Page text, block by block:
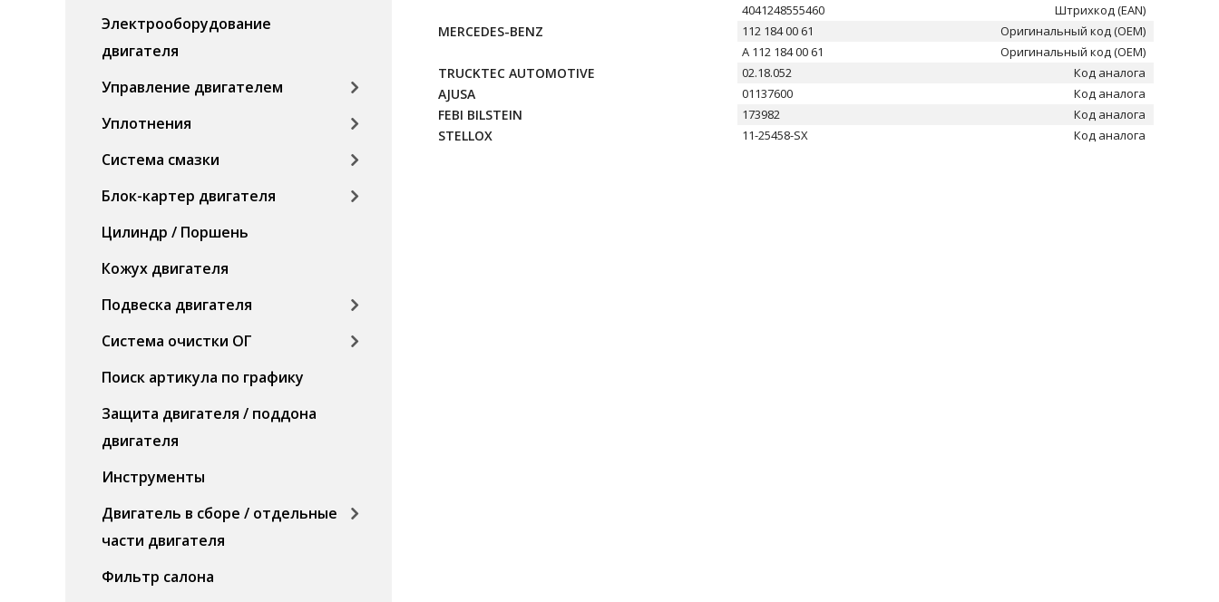
Электрооборудование
двигателя
Управление двигателем
Уплотнения
Система смазки
Блок-картер двигателя
Цилиндр / Поршень
Кожух двигателя
Подвеска двигателя
Система очистки ОГ
Поиск артикула по графику
Защита двигателя / поддона
двигателя
Инструменты
Двигатель в сборе / отдельные
части двигателя
Фильтр салона
4041248555460
Штрихкод (EAN)
MERCEDES-BENZ 112 184 00 61
Оригинальный код (OEM)
A 112 184 00 61
Оригинальный код (OEM)
TRUCKTEC AUTOMOTIVE 02.18.052 Код аналога
AJUSA 01137600 Код аналога
FEBI BILSTEIN 173982 Код аналога
STELLOX 11-25458-SX Код аналога